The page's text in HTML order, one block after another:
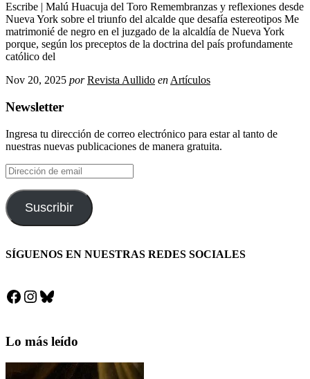
Escribe | Malú Huacuja del Toro Remembranzas y reflexiones desde
Nueva York sobre el triunfo del alcalde que desafía estereotipos Me
matrimonié de negro en el juzgado de la alcaldía de Nueva York
porque, según los preceptos de la doctrina del país profundamente
católico del
Nov 20, 2025 por Revista Aullido en Artículos
Newsletter
Ingresa tu dirección de correo electrónico para estar al tanto de
nuestras nuevas publicaciones de manera gratuita.
Dirección
de
email
Suscribir
SÍGUENOS EN NUESTRAS REDES SOCIALES
Facebook
Instagram
Bluesky
Lo más leído